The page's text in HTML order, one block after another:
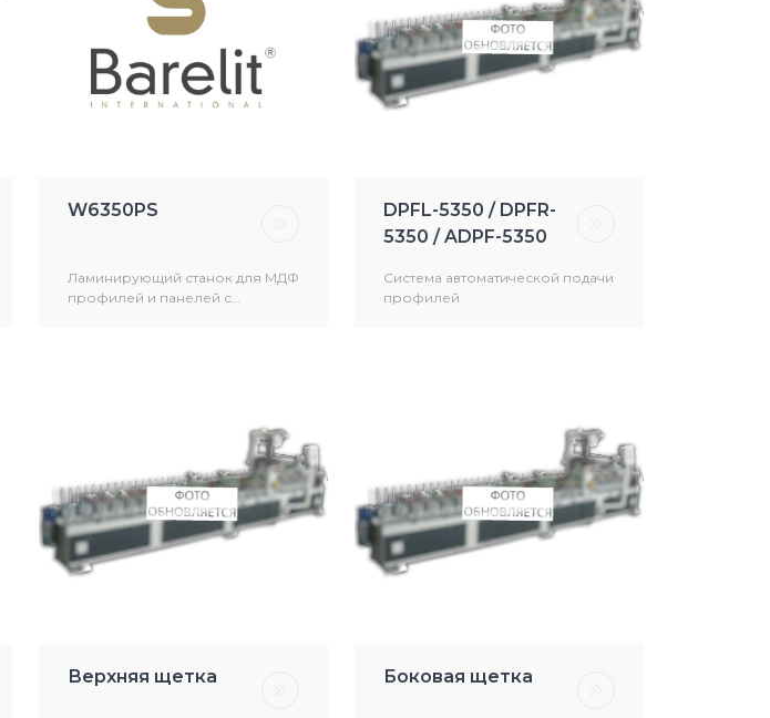
W6350PS
Ламинирующий станок для МДФ
профилей и панелей с
DPFL-5350 / DPFR-
5350 / ADPF-5350
Система автоматической подачи
профилей
Верхняя щетка Боковая щетка